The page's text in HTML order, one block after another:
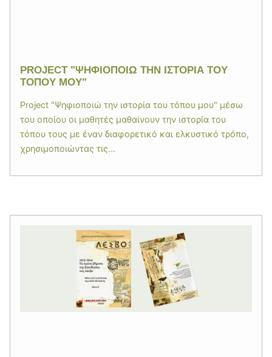
PROJECT "ΨΗΦΙΟΠΟΙΩ ΤΗΝ ΙΣΤΟΡΙΑ ΤΟΥ
ΤΟΠΟΥ ΜΟΥ"
Project "Ψηφιοποιώ την ιστορία του τόπου μου" μέσω
του οποίου οι μαθητές μαθαίνουν την ιστορία του
τόπου τους με έναν διαφορετικό και ελκυστικό τρόπο,
χρησιμοποιώντας τις...